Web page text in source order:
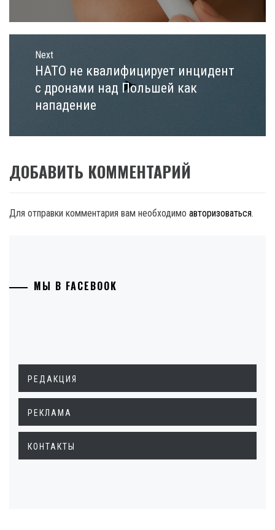
Next
Next
post:
НАТО не квалифицирует инцидент
с дронами над Польшей как
нападение
ДОБАВИТЬ КОММЕНТАРИЙ
Для отправки комментария вам необходимо авторизоваться.
МЫ В FACEBOOK
РЕДАКЦИЯ
РЕКЛАМА
КОНТАКТЫ